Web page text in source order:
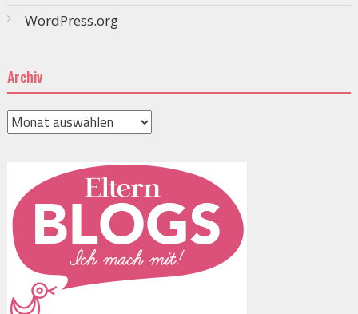
WordPress.org
Archiv
Archiv